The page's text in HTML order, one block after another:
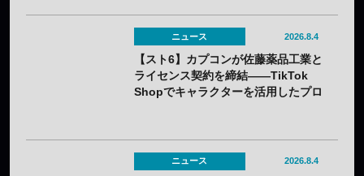
ニュース 2026.8.4
【スト6】カプコンが佐藤薬品工業と
ライセンス契約を締結——TikTok
Shopでキャラクターを活用したプロ
ニュース 2026.8.4